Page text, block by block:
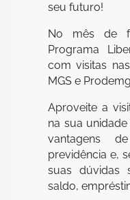
seu futuro!
No mês de
Programa
com visitas
MGS e
Aproveite a
na sua
vantagens
previdência e,
suas dúvidas
saldo,